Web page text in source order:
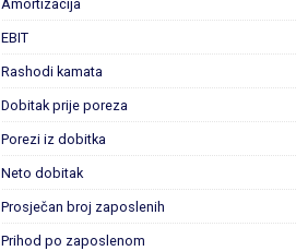
Amortizacija
EBIT
Rashodi kamata
Dobitak prije poreza
Porezi iz dobitka
Neto dobitak
Prosječan broj zaposlenih
Prihod po zaposlenom